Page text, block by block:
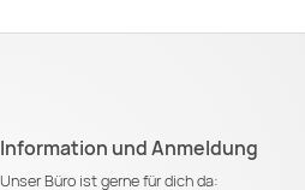
Information und Anmeldung
Unser Büro ist gerne für dich da: